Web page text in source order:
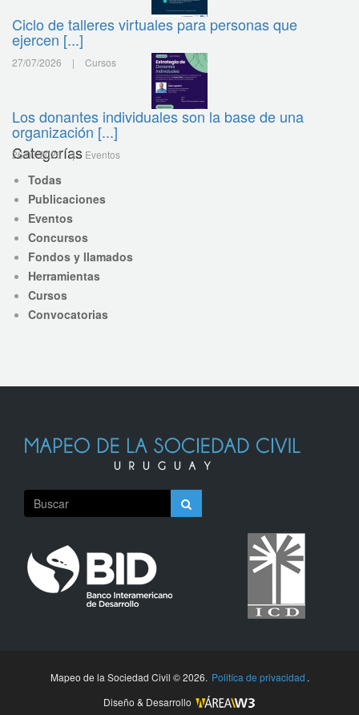
Ciclo de talleres virtuales para personas que
ejercen [...]
27/07/2026 | Cursos
Los donantes individuales son la base de una
organización [...]
26/07/2026 | Eventos
Categorías
Todas
Publicaciones
Eventos
Concursos
Fondos y llamados
Herramientas
Cursos
Convocatorias
Mapeo de la Sociedad Civil © 2026. Politíca de privacidad .
Diseño & Desarrollo